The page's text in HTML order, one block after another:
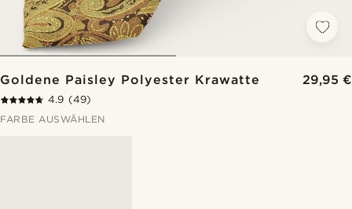
Goldene Paisley Polyester Krawatte 29,95 €
4.9 (49)
FARBE AUSWÄHLEN